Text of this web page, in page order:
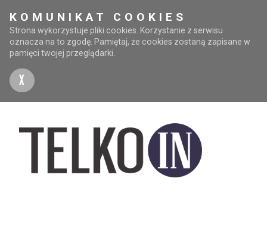
KOMUNIKAT COOKIES
Strona wykorzystuje pliki cookies. Korzystanie z serwisu
oznacza na to zgodę. Pamiętaj, że cookies zostaną zapisane w
pamięci twojej przeglądarki.
X